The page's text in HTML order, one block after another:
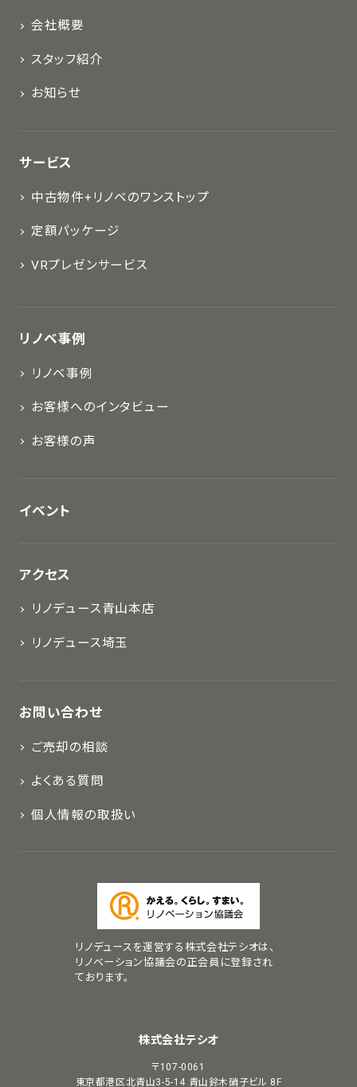
会社概要
スタッフ紹介
お知らせ
サービス
中古物件+リノベのワンストップ
定額パッケージ
VRプレゼンサービス
リノベ事例
リノベ事例
お客様へのインタビュー
お客様の声
イベント
アクセス
リノデュース青山本店
リノデュース埼玉
お問い合わせ
ご売却の相談
よくある質問
個人情報の取扱い
リノデュースを運営する株式会社テシオは、
リノベーション協議会の正会員に登録され
ております。
株式会社テシオ
〒107-0061
東京都港区北青山3-5-14 青山鈴木硝子ビル 8F